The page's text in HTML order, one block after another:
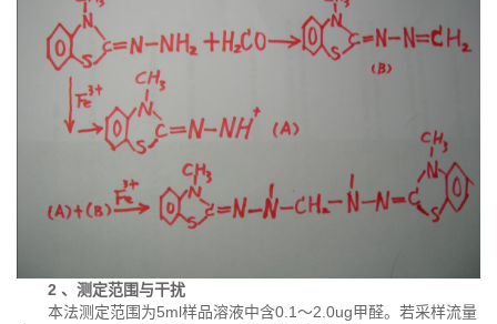
2 、测定范围与干扰
本法测定范围为5ml样品溶液中含0.1～2.0ug甲醛。若采样流量